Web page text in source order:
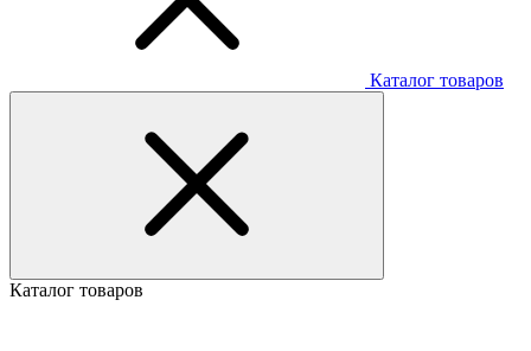
Каталог товаров
Каталог товаров